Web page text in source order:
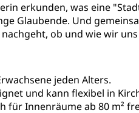
erkunden, was eine
Glaubende. Und
ob und wie wir
jeden Alters.
und kann flexibel in
Innenräume ab 80 m²